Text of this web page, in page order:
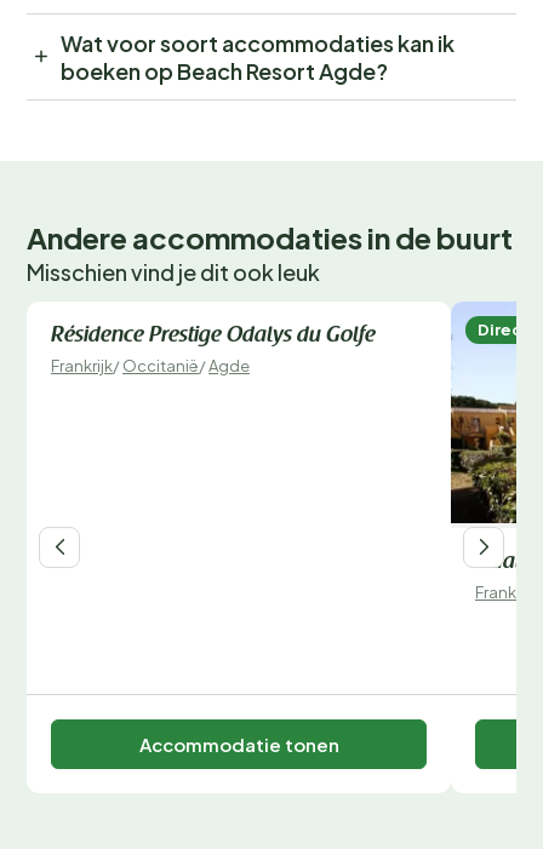
Wat voor soort accommodaties kan ik
boeken op Beach Resort Agde?
Andere accommodaties in de buurt
Misschien vind je dit ook leuk
Direct te boeken
Résidence Prestige Odalys du Golfe
Frankrijk/Occitanië/Agde
Accommodatie tonen
Direct
Odalys
Frankrijk